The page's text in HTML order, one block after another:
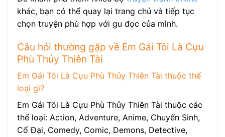
khác, bạn có thể quay lại trang chủ và tiếp tục
chọn truyện phù hợp với gu đọc của mình.
Câu hỏi thường gặp về Em Gái Tôi Là Cựu
Phù Thủy Thiên Tài
Em Gái Tôi Là Cựu Phù Thủy Thiên Tài thuộc thể
loại gì?
Em Gái Tôi Là Cựu Phù Thủy Thiên Tài thuộc các
thể loại: Action, Adventure, Anime, Chuyển Sinh,
Cổ Đại, Comedy, Comic, Demons, Detective,